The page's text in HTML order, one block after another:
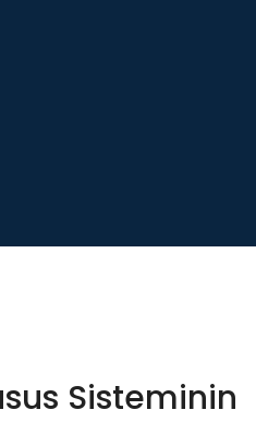
Sisteminin